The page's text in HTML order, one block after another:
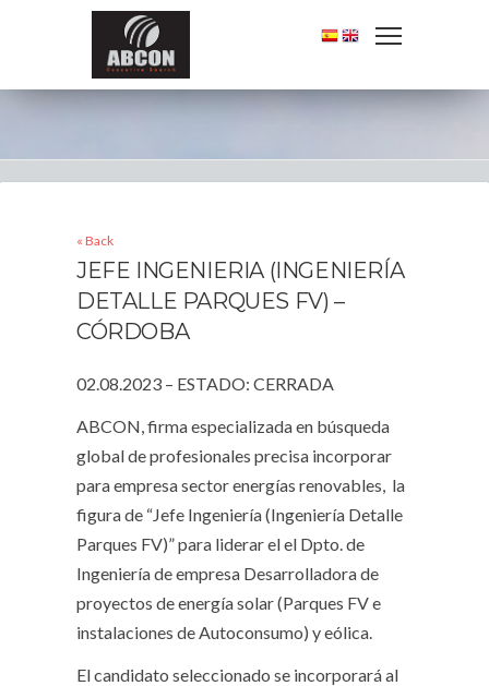
« Back
JEFE INGENIERIA (INGENIERÍA
DETALLE PARQUES FV) –
CÓRDOBA
02.08.2023 – ESTADO: CERRADA
ABCON, firma especializada en búsqueda
global de profesionales precisa incorporar
para empresa sector energías renovables, la
figura de “Jefe Ingeniería (Ingeniería Detalle
Parques FV)” para liderar el el Dpto. de
Ingeniería de empresa Desarrolladora de
proyectos de energía solar (Parques FV e
instalaciones de Autoconsumo) y eólica.
El candidato seleccionado se incorporará al